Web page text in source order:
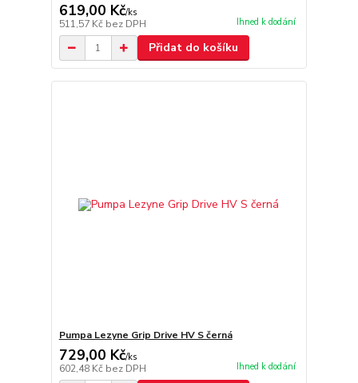
619,00 Kč/ks
511,57 Kč bez DPH Ihned k dodání
Přidat do košíku
Pumpa Lezyne Grip Drive HV S černá
729,00 Kč/ks
602,48 Kč bez DPH Ihned k dodání